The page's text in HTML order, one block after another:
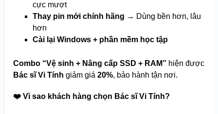
cực mượt
Thay pin mới chính hãng → Dùng bền hơn, lâu
hơn
Cài lại Windows + phần mềm học tập
Combo “Vệ sinh + Nâng cấp SSD + RAM” hiện được
Bác sĩ Vi Tính giảm giá 20%, bảo hành tận nơi.
❤️ Vì sao khách hàng chọn Bác sĩ Vi Tính?